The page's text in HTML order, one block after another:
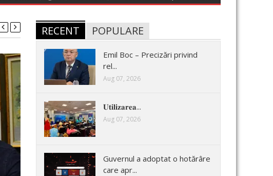
RECENT POPULARE
Emil Boc – Precizări privind
rel...
Aug 07, 2026
𝐔𝐭𝐢𝐥𝐢𝐳𝐚𝐫𝐞𝐚...
Aug 07, 2026
Guvernul a adoptat o hotărâre
care apr...